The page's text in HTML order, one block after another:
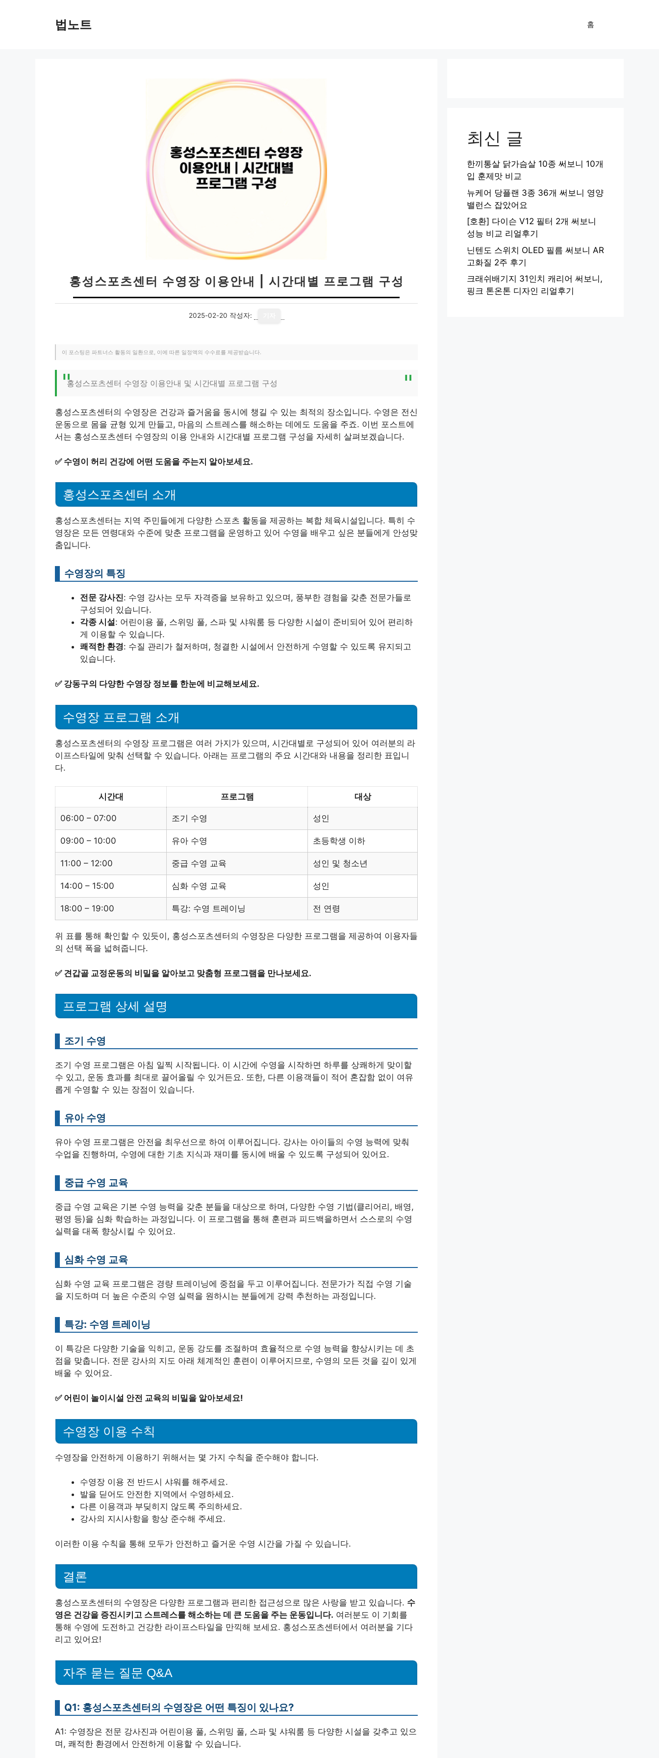
법노트 홈
홍성스포츠센터 수영장 이용안내 | 시간대별 프로그램 구성
2025-02-20 작성자:
이 포스팅은 파트너스 활동의 일환으로, 이에 따른 일정액의 수수료를 제공받습니다.
홍성스포츠센터 수영장 이용안내 및 시간대별 프로그램 구성
홍성스포츠센터의 수영장은 건강과 즐거움을 동시에 챙길 수 있는 최적의 장소입니다. 수영은 전신
운동으로 몸을 균형 있게 만들고, 마음의 스트레스를 해소하는 데에도 도움을 주죠. 이번 포스트에
서는 홍성스포츠센터 수영장의 이용 안내와 시간대별 프로그램 구성을 자세히 살펴보겠습니다.
✅ 수영이 허리 건강에 어떤 도움을 주는지 알아보세요.
홍성스포츠센터 소개
홍성스포츠센터는 지역 주민들에게 다양한 스포츠 활동을 제공하는 복합 체육시설입니다. 특히 수
영장은 모든 연령대와 수준에 맞춘 프로그램을 운영하고 있어 수영을 배우고 싶은 분들에게 안성맞
춤입니다.
수영장의 특징
전문 강사진: 수영 강사는 모두 자격증을 보유하고 있으며, 풍부한 경험을 갖춘 전문가들로
구성되어 있습니다.
각종 시설: 어린이용 풀, 스위밍 풀, 스파 및 샤워룸 등 다양한 시설이 준비되어 있어 편리하
게 이용할 수 있습니다.
쾌적한 환경: 수질 관리가 철저하며, 청결한 시설에서 안전하게 수영할 수 있도록 유지되고
있습니다.
✅ 강동구의 다양한 수영장 정보를 한눈에 비교해보세요.
수영장 프로그램 소개
홍성스포츠센터의 수영장 프로그램은 여러 가지가 있으며, 시간대별로 구성되어 있어 여러분의 라
이프스타일에 맞춰 선택할 수 있습니다. 아래는 프로그램의 주요 시간대와 내용을 정리한 표입니
다.
시간대 프로그램 대상
06:00 – 07:00 조기 수영 성인
09:00 – 10:00 유아 수영 초등학생 이하
11:00 – 12:00 중급 수영 교육 성인 및 청소년
14:00 – 15:00 심화 수영 교육 성인
18:00 – 19:00 특강: 수영 트레이닝 전 연령
위 표를 통해 확인할 수 있듯이, 홍성스포츠센터의 수영장은 다양한 프로그램을 제공하여 이용자들
의 선택 폭을 넓혀줍니다.
✅ 견갑골 교정운동의 비밀을 알아보고 맞춤형 프로그램을 만나보세요.
프로그램 상세 설명
조기 수영
조기 수영 프로그램은 아침 일찍 시작됩니다. 이 시간에 수영을 시작하면 하루를 상쾌하게 맞이할
수 있고, 운동 효과를 최대로 끌어올릴 수 있거든요. 또한, 다른 이용객들이 적어 혼잡함 없이 여유
롭게 수영할 수 있는 장점이 있습니다.
유아 수영
유아 수영 프로그램은 안전을 최우선으로 하여 이루어집니다. 강사는 아이들의 수영 능력에 맞춰
수업을 진행하며, 수영에 대한 기초 지식과 재미를 동시에 배울 수 있도록 구성되어 있어요.
중급 수영 교육
중급 수영 교육은 기본 수영 능력을 갖춘 분들을 대상으로 하며, 다양한 수영 기법(클리어리, 배영,
평영 등)을 심화 학습하는 과정입니다. 이 프로그램을 통해 훈련과 피드백을하면서 스스로의 수영
실력을 대폭 향상시킬 수 있어요.
심화 수영 교육
심화 수영 교육 프로그램은 경량 트레이닝에 중점을 두고 이루어집니다. 전문가가 직접 수영 기술
을 지도하며 더 높은 수준의 수영 실력을 원하시는 분들에게 강력 추천하는 과정입니다.
특강: 수영 트레이닝
이 특강은 다양한 기술을 익히고, 운동 강도를 조절하며 효율적으로 수영 능력을 향상시키는 데 초
점을 맞춥니다. 전문 강사의 지도 아래 체계적인 훈련이 이루어지므로, 수영의 모든 것을 깊이 있게
배울 수 있어요.
✅ 어린이 놀이시설 안전 교육의 비밀을 알아보세요!
수영장 이용 수칙
수영장을 안전하게 이용하기 위해서는 몇 가지 수칙을 준수해야 합니다.
수영장 이용 전 반드시 샤워를 해주세요.
발을 딛어도 안전한 지역에서 수영하세요.
다른 이용객과 부딪히지 않도록 주의하세요.
강사의 지시사항을 항상 준수해 주세요.
이러한 이용 수칙을 통해 모두가 안전하고 즐거운 수영 시간을 가질 수 있습니다.
결론
홍성스포츠센터의 수영장은 다양한 프로그램과 편리한 접근성으로 많은 사랑을 받고 있습니다. 수
영은 건강을 증진시키고 스트레스를 해소하는 데 큰 도움을 주는 운동입니다. 여러분도 이 기회를
통해 수영에 도전하고 건강한 라이프스타일을 만끽해 보세요. 홍성스포츠센터에서 여러분을 기다
리고 있어요!
자주 묻는 질문 Q&A
Q1: 홍성스포츠센터의 수영장은 어떤 특징이 있나요?
A1: 수영장은 전문 강사진과 어린이용 풀, 스위밍 풀, 스파 및 샤워룸 등 다양한 시설을 갖추고 있으
며, 쾌적한 환경에서 안전하게 이용할 수 있습니다.
최신 글
한끼통살 닭가슴살 10종 써보니 10개
입 훈제맛 비교
뉴케어 당플랜 3종 36개 써보니 영양
밸런스 잡았어요
[호환] 다이슨 V12 필터 2개 써보니
성능 비교 리얼후기
닌텐도 스위치 OLED 필름 써보니 AR
고화질 2주 후기
크래쉬배기지 31인치 캐리어 써보니,
핑크 톤온톤 디자인 리얼후기